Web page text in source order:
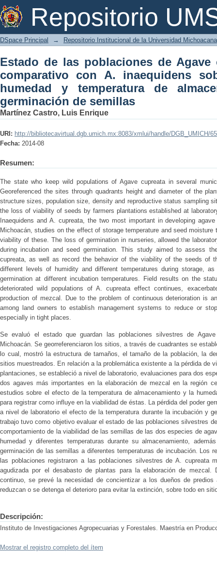
Repositorio
Estado de las poblaciones de
inaequidens sobre el efecto de la
la germinación de semillas
DSpace Principal → Repositorio Institucional de la Universidad
Estado de las poblaciones de Agave
comparativo con A. inaequidens
humedad y temperatura de
germinación de semillas
Martínez Castro, Luis Enrique
URI: http://bibliotecavirtual.dgb.umich.mx:8083/xmlui/handle/DGB_UMICH/
Fecha: 2014-08
Resumen:
The state who keep wild populations of Agave cupreata in several
Georeferenced the sites through quadrants height and diameter of the
structure sizes, population size, density and reproductive status sampling
the loss of viability of seeds by farmers plantations established at
Inaequidens and A. cupreata, the two most important in developing
Michoacán, studies on the effect of storage temperature and seed
viability of these. The loss of germination in nurseries, allowed the
during incubation and seed germination. This study aimed to assess
cupreata, as well as record the behavior of the viability of the seeds of
different levels of humidity and different temperatures during storage,
germination at different incubation temperatures. Field results on the
deteriorated wild populations of A. cupreata effect continues,
production of mezcal. Due to the problem of continuous deterioration is
among land owners to establish management systems to reduce or
especially in tight places.
Se evaluó el estado que guardan las poblaciones silvestres de
Michoacán. Se georreferenciaron los sitios, a través de cuadrantes se
lo cual, mostró la estructura de tamaños, el tamaño de la población, la
sitios muestreados. En relación a la problemática existente a la pérdida de
plantaciones, se estableció a nivel de laboratorio, evaluaciones para dos
dos agaves más importantes en la elaboración de mezcal en la región
estudios sobre el efecto de la temperatura de almacenamiento y la
para registrar como influye en la viabilidad de éstas. La pérdida del poder
a nivel de laboratorio el efecto de la temperatura durante la incubación y
trabajo tuvo como objetivo evaluar el estado de las poblaciones silvestres
comportamiento de la viabilidad de las semillas de las dos especies de
humedad y diferentes temperaturas durante su almacenamiento,
germinación de las semillas a diferentes temperaturas de incubación. Los
las poblaciones registraron a las poblaciones silvestres de A. cupreata
agudizada por el desabasto de plantas para la elaboración de mezcal.
continuo, se prevé la necesidad de concientizar a los dueños de
reduzcan o se detenga el deterioro para evitar la extinción, sobre todo en
Descripción:
Instituto de Investigaciones Agropecuarias y Forestales. Maestría en
Mostrar el registro completo del ítem